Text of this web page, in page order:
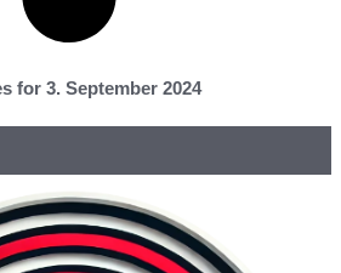
for 3. September 2024